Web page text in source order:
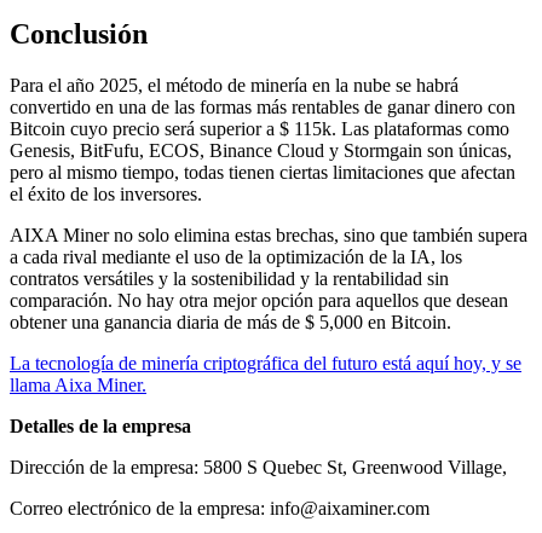
Conclusión
Para el año 2025, el método de minería en la nube se habrá
convertido en una de las formas más rentables de ganar dinero con
Bitcoin cuyo precio será superior a $ 115k. Las plataformas como
Genesis, BitFufu, ECOS, Binance Cloud y Stormgain son únicas,
pero al mismo tiempo, todas tienen ciertas limitaciones que afectan
el éxito de los inversores.
AIXA Miner no solo elimina estas brechas, sino que también supera
a cada rival mediante el uso de la optimización de la IA, los
contratos versátiles y la sostenibilidad y la rentabilidad sin
comparación. No hay otra mejor opción para aquellos que desean
obtener una ganancia diaria de más de $ 5,000 en Bitcoin.
La tecnología de minería criptográfica del futuro está aquí hoy, y se
llama Aixa Miner.
Detalles de la empresa
Dirección de la empresa: 5800 S Quebec St, Greenwood Village,
Correo electrónico de la empresa: info@aixaminer.com